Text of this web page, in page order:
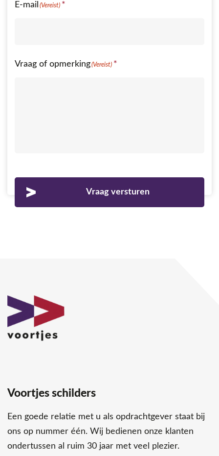
E-mail (Vereist)
Vraag of opmerking(Vereist)
Voortjes schilders
Een goede relatie met u als opdrachtgever staat bij
ons op nummer één. Wij bedienen onze klanten
ondertussen al ruim 30 jaar met veel plezier.